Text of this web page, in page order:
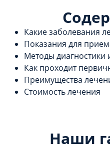
Какие заболевания
Показания для
Методы диагностики
Как проходит
Преимущества
Стоимость лечения
Наши